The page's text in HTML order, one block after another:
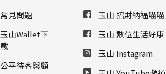
常見問題
玉山Wallet下
載
公平待客與顧
玉山 招財納福喵喵
玉山 數位生活好康
玉山 Instagram